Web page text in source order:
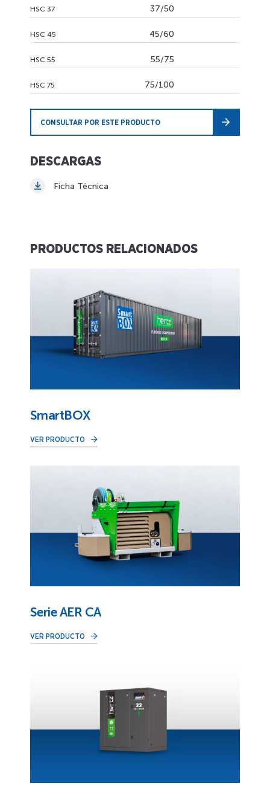
HSC 37 37/50
HSC 45 45/60
HSC 55 55/75
HSC 75 75/100
CONSULTAR POR ESTE PRODUCTO
DESCARGAS
Ficha Técnica
PRODUCTOS RELACIONADOS
SmartBOX
VER PRODUCTO
Serie AER CA
VER PRODUCTO